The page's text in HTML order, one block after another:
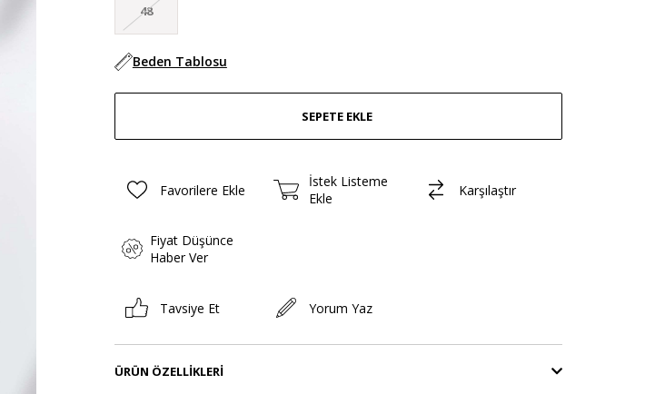
48
Beden Tablosu
Favorilere Ekle
İstek Listeme
Ekle
Karşılaştır
Fiyat Düşünce
Haber Ver
Tavsiye Et Yorum Yaz
ÜRÜN ÖZELLIKLERI